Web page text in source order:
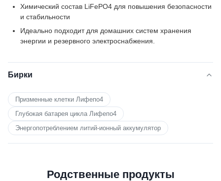
Химический состав LiFePO4 для повышения безопасности
и стабильности
Идеально подходит для домашних систем хранения
энергии и резервного электроснабжения.
Бирки
Призменные клетки Лифепо4
Глубокая батарея цикла Лифепо4
Энергопотреблением литий-ионный аккумулятор
Родственные продукты